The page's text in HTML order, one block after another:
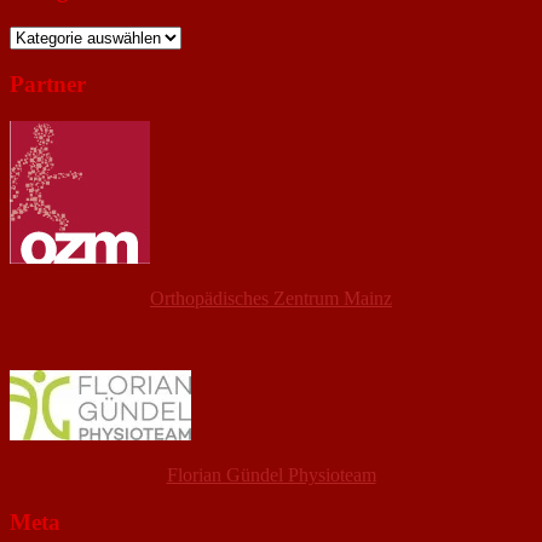
Kategorien
Partner
Orthopädisches Zentrum Mainz
Florian Gündel Physioteam
Meta